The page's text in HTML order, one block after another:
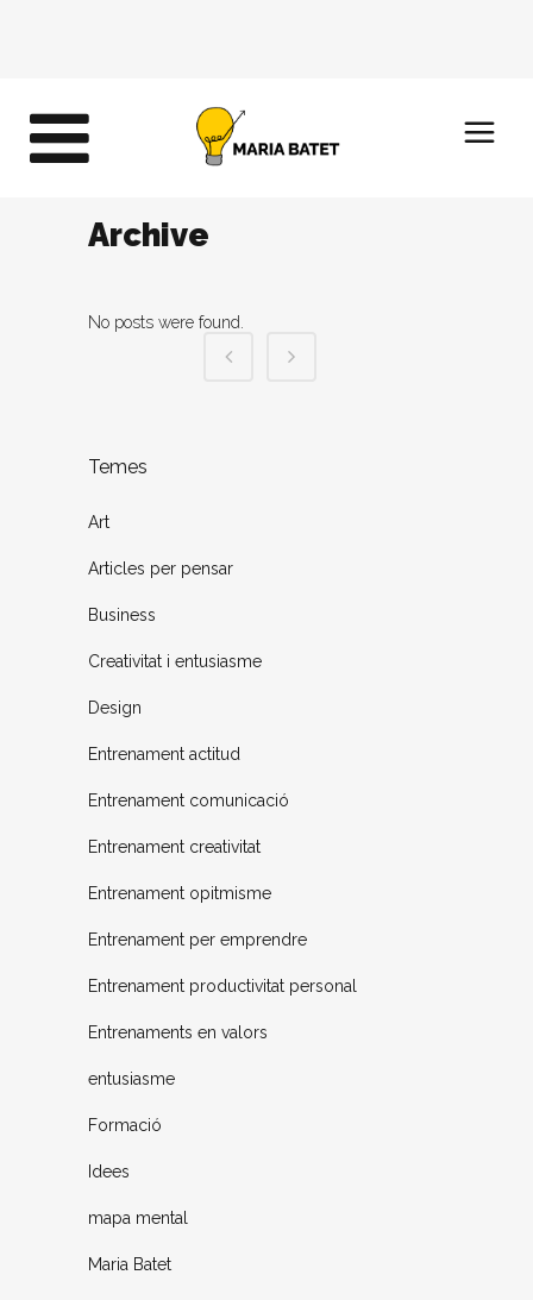
Archive
No posts were found.
Temes
Art
Articles per pensar
Business
Creativitat i entusiasme
Design
Entrenament actitud
Entrenament comunicació
Entrenament creativitat
Entrenament opitmisme
Entrenament per emprendre
Entrenament productivitat personal
Entrenaments en valors
entusiasme
Formació
Idees
mapa mental
Maria Batet